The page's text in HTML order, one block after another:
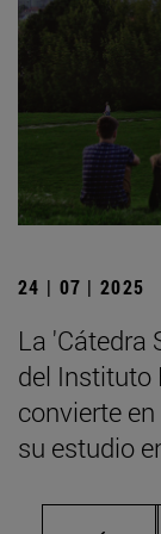
24 | 07 | 2025
La 'Cátedra
del Instituto
convierte
su estudio